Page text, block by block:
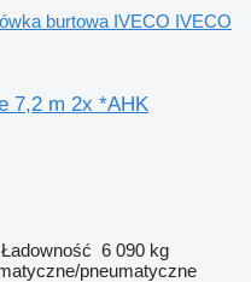
burtowa IVECO IVECO
7,2 m 2x *AHK
Ładowność 6 090 kg
pneumatyczne